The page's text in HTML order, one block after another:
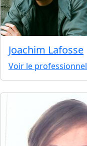
Joachim Lafosse
Voir le professionnel